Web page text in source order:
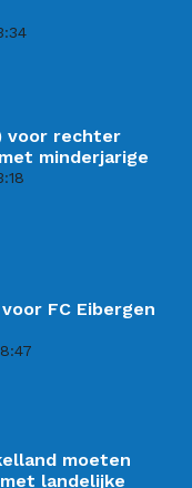
voor rechter
minderjarige
FC Eibergen
moeten
landelijke